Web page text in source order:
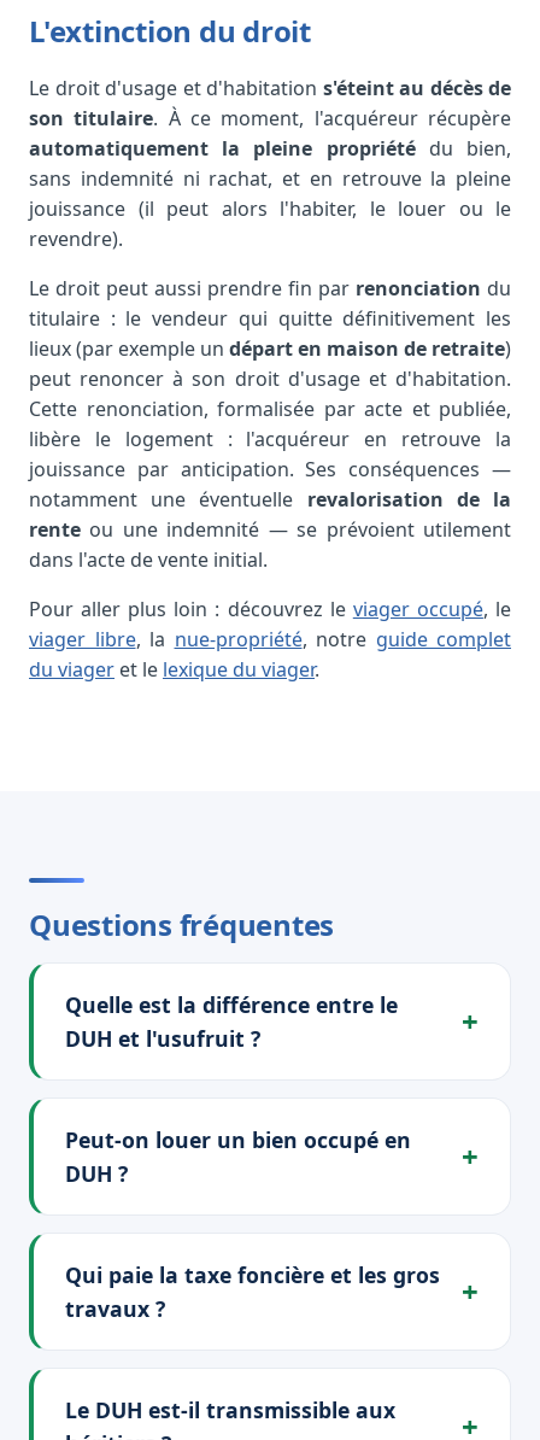
L'extinction du droit
Le droit d'usage et d'habitation s'éteint au décès de
son titulaire. À ce moment, l'acquéreur récupère
automatiquement la pleine propriétédu bien,
sans indemnité ni rachat, et en retrouve la pleine
jouissance (il peut alors l'habiter, le louer ou le
revendre).
Le droit peut aussi prendre fin par renonciation du
titulaire : le vendeur qui quitte définitivement les
lieux (par exemple un départ en maison de retraite)
peut renoncer à son droit d'usage et d'habitation.
Cette renonciation, formalisée par acte et publiée,
libère le logement : l'acquéreur en retrouve la
jouissance par anticipation. Ses conséquences —
notamment une éventuelle revalorisation de la
rente ou une indemnité — se prévoient utilement
dans l'acte de vente initial.
Pour aller plus loin : découvrez le viager occupé, le
viager libre, la nue-propriété, notre guide complet
du viager et le lexique du viager.
Questions fréquentes
Quelle est la différence entre le
DUH et l'usufruit ?
Peut-on louer un bien occupé en
DUH ?
Qui paie la taxe foncière et les gros
travaux ?
Le DUH est-il transmissible aux